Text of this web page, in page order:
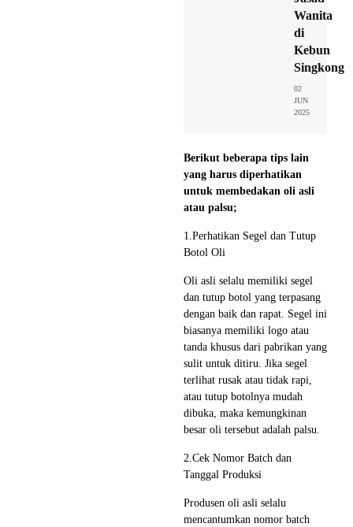
Wanita
di
Kebun
Singkong
02
JUN
2025
Berikut beberapa tips lain
yang harus diperhatikan
untuk membedakan oli asli
atau palsu;
1.Perhatikan Segel dan Tutup
Botol Oli
Oli asli selalu memiliki segel
dan tutup botol yang terpasang
dengan baik dan rapat. Segel ini
biasanya memiliki logo atau
tanda khusus dari pabrikan yang
sulit untuk ditiru. Jika segel
terlihat rusak atau tidak rapi,
atau tutup botolnya mudah
dibuka, maka kemungkinan
besar oli tersebut adalah palsu.
2.Cek Nomor Batch dan
Tanggal Produksi
Produsen oli asli selalu
mencantumkan nomor batch